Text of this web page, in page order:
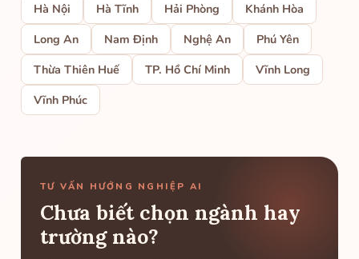
Hà Nội
Hà Tĩnh Hải Phòng
Khánh Hòa
Long An
Nam Định Nghệ An
Phú Yên
Thừa Thiên Huế
TP. Hồ Chí Minh
Vĩnh Long
Vĩnh Phúc
TƯ VẤN HƯỚNG NGHIỆP AI
Chưa biết chọn ngành hay
trường nào?